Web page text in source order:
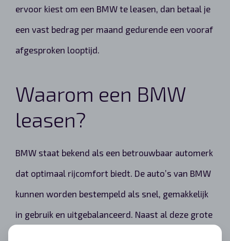
ervoor kiest om een BMW te leasen, dan betaal je
een vast bedrag per maand gedurende een vooraf
afgesproken looptijd.
Waarom een BMW
leasen?
BMW staat bekend als een betrouwbaar automerk
dat optimaal rijcomfort biedt. De auto’s van BMW
kunnen worden bestempeld als snel, gemakkelijk
in gebruik en uitgebalanceerd. Naast al deze grote